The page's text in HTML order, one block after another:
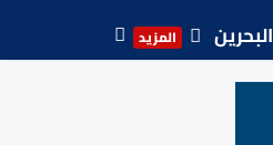
البحرين المزيد